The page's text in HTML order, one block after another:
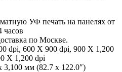
УФ печать на панелях от
часов
по Москве.
dpi, 600 X 900 dpi, 900 X 1,200
X 1,200 dpi
3,100 мм (82.7 x 122.0″)